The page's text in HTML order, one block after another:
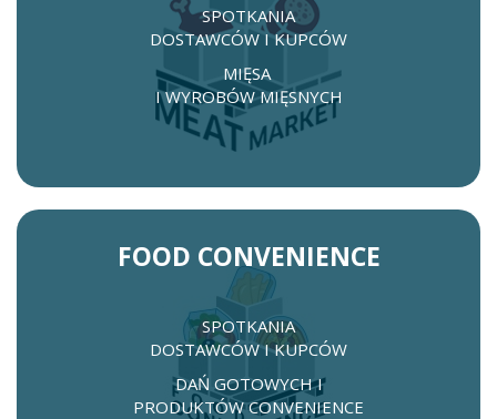
SPOTKANIA
DOSTAWCÓW I KUPCÓW
MIĘSA
I WYROBÓW MIĘSNYCH
FOOD CONVENIENCE
SPOTKANIA
DOSTAWCÓW I KUPCÓW
DAŃ GOTOWYCH I
PRODUKTÓW CONVENIENCE